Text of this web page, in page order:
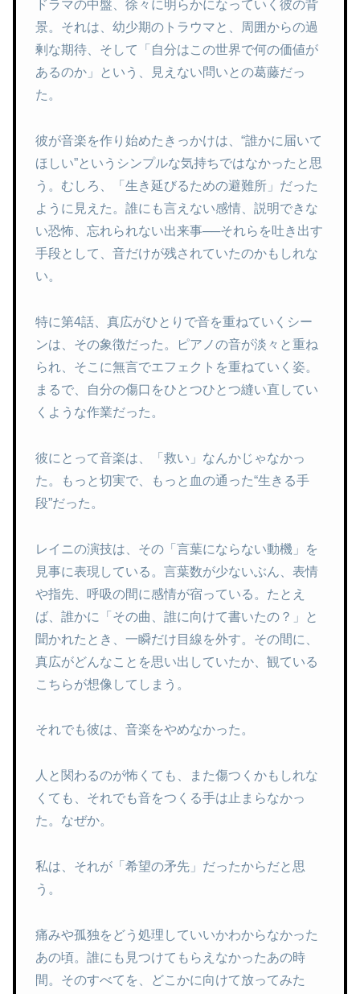
ドラマの中盤、徐々に明らかになっていく彼の背
景。それは、幼少期のトラウマと、周囲からの過
剰な期待、そして「自分はこの世界で何の価値が
あるのか」という、見えない問いとの葛藤だっ
た。
彼が音楽を作り始めたきっかけは、“誰かに届いて
ほしい”というシンプルな気持ちではなかったと思
う。むしろ、「生き延びるための避難所」だった
ように見えた。誰にも言えない感情、説明できな
い恐怖、忘れられない出来事──それらを吐き出す
手段として、音だけが残されていたのかもしれな
い。
特に第4話、真広がひとりで音を重ねていくシー
ンは、その象徴だった。ピアノの音が淡々と重ね
られ、そこに無言でエフェクトを重ねていく姿。
まるで、自分の傷口をひとつひとつ縫い直してい
くような作業だった。
彼にとって音楽は、「救い」なんかじゃなかっ
た。もっと切実で、もっと血の通った“生きる手
段”だった。
レイニの演技は、その「言葉にならない動機」を
見事に表現している。言葉数が少ないぶん、表情
や指先、呼吸の間に感情が宿っている。たとえ
ば、誰かに「その曲、誰に向けて書いたの？」と
聞かれたとき、一瞬だけ目線を外す。その間に、
真広がどんなことを思い出していたか、観ている
こちらが想像してしまう。
それでも彼は、音楽をやめなかった。
人と関わるのが怖くても、また傷つくかもしれな
くても、それでも音をつくる手は止まらなかっ
た。なぜか。
私は、それが「希望の矛先」だったからだと思
う。
痛みや孤独をどう処理していいかわからなかった
あの頃。誰にも見つけてもらえなかったあの時
間。そのすべてを、どこかに向けて放ってみた